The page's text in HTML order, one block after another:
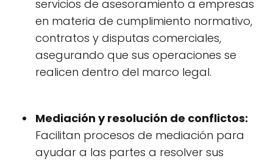
servicios de asesoramiento a empresas
en materia de cumplimiento normativo,
contratos y disputas comerciales,
asegurando que sus operaciones se
realicen dentro del marco legal.
Mediación y resolución de conflictos:
Facilitan procesos de mediación para
ayudar a las partes a resolver sus